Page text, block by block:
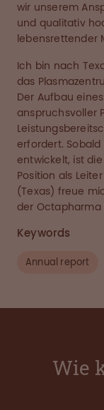
wir unserem
und qualitativ
lebensrettender
Ich bin nach
das
Der Aufbau
anspruchsvoller
erfordert.
entwickelt, ist
Position als
(Texas) freue
der Octapharma
Keywords
Annual report
Wie